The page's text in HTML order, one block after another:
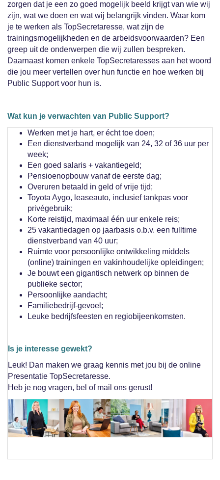
zorgen dat je een zo goed mogelijk beeld krijgt van wie wij
zijn, wat we doen en wat wij belangrijk vinden. Waar kom
je te werken als TopSecretaresse, wat zijn de
trainingsmogelijkheden en de arbeidsvoorwaarden? Een
greep uit de onderwerpen die wij zullen bespreken.
Daarnaast komen enkele TopSecretaresses aan het woord
die jou meer vertellen over hun functie en hoe werken bij
Public Support voor hun is.
Wat kun je verwachten van Public Support?
Werken met je hart, er écht toe doen;
Een dienstverband mogelijk van 24, 32 of 36 uur per
week;
Een goed salaris + vakantiegeld;
Pensioenopbouw vanaf de eerste dag;
Overuren betaald in geld of vrije tijd;
Toyota Aygo, leaseauto, inclusief tankpas voor
privégebruik;
Korte reistijd, maximaal één uur enkele reis;
25 vakantiedagen op jaarbasis o.b.v. een fulltime
dienstverband van 40 uur;
Ruimte voor persoonlijke ontwikkeling middels
(online) trainingen en vakinhoudelijke opleidingen;
Je bouwt een gigantisch netwerk op binnen de
publieke sector;
Persoonlijke aandacht;
Familiebedrijf-gevoel;
Leuke bedrijfsfeesten en regiobijeenkomsten.
Is je interesse gewekt?
Leuk! Dan maken we graag kennis met jou bij de online
Presentatie TopSecretaresse.
Heb je nog vragen, bel of mail ons gerust!